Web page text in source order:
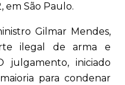
em São Paulo.
Gilmar Mendes,
ilegal de arma e
julgamento, iniciado
para condenar